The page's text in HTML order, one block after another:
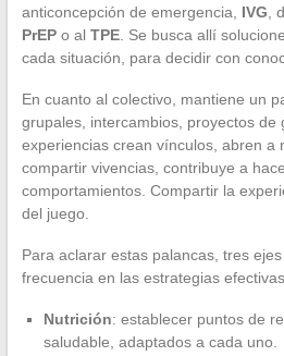
anticoncepción de emergencia, IVG ,
PrEPo al TPE. Se busca allí
cada situación, para decidir con
En cuanto al colectivo, mantiene un
grupales, intercambios, proyectos de
experiencias crean vínculos, abren a
compartir vivencias, contribuye a
comportamientos. Compartir la
del juego.
Para aclarar estas palancas, tres
frecuencia en las estrategias
Nutrición: establecer puntos de
saludable, adaptados a cada uno.